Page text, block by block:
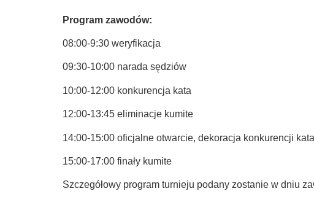
Program zawodów:
08:00-9:30 weryfikacja
09:30-10:00 narada sędziów
10:00-12:00 konkurencja kata
12:00-13:45 eliminacje kumite
14:00-15:00 oficjalne otwarcie, dekoracja konkurencji kata
15:00-17:00 finały kumite
Szczegółowy program turnieju podany zostanie w dniu